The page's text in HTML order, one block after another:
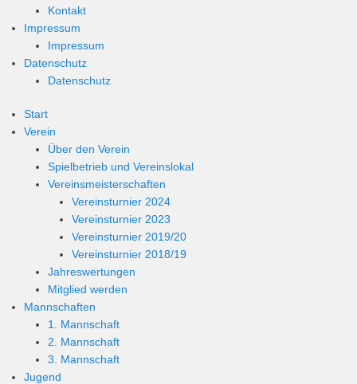
Kontakt
Impressum
Impressum
Datenschutz
Datenschutz
Start
Verein
Über den Verein
Spielbetrieb und Vereinslokal
Vereinsmeisterschaften
Vereinsturnier 2024
Vereinsturnier 2023
Vereinsturnier 2019/20
Vereinsturnier 2018/19
Jahreswertungen
Mitglied werden
Mannschaften
1. Mannschaft
2. Mannschaft
3. Mannschaft
Jugend